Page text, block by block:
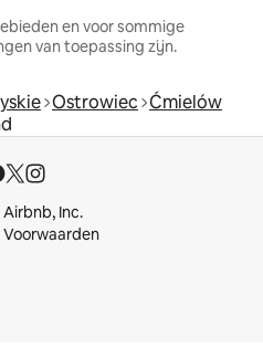
en voor sommige
van toepassing zijn.
Ostrowiec Ćmielów
Inc.
Voorwaarden